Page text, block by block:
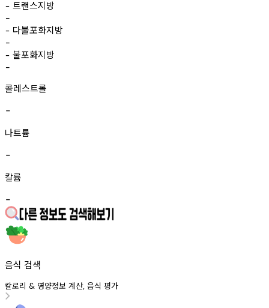
- 트랜스지방
-
- 다불포화지방
-
- 불포화지방
-
콜레스트롤
-
나트륨
-
칼륨
-
음식 검색
칼로리 & 영양정보 계산, 음식 평가